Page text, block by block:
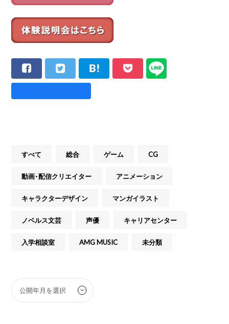
すべて 総合 ゲーム CG
動画・配信クリエイター アニメーション
キャラクターデザイン マンガイラスト
ノベルス文芸 声優 キャリアセンター
入学相談室 AMG MUSIC 未分類